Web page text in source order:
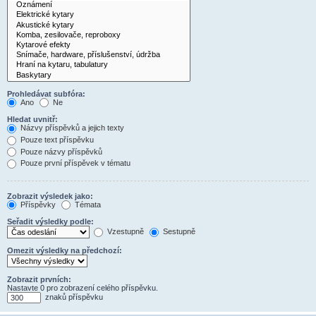
Prohledávat subfóra:
Ano
Ne
Hledat uvnitř:
Názvy příspěvků a jejich texty
Pouze text příspěvku
Pouze názvy příspěvků
Pouze první příspěvek v tématu
Zobrazit výsledek jako:
Příspěvky
Témata
Seřadit výsledky podle:
Vzestupně
Sestupně
Omezit výsledky na předchozí:
Zobrazit prvních:
Nastavte 0 pro zobrazení celého příspěvku.
znaků příspěvku